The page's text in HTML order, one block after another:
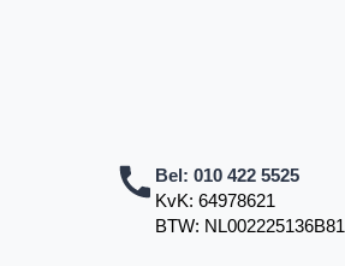
Bel: 010 422 5525
KvK: 64978621
BTW: NL002225136B81